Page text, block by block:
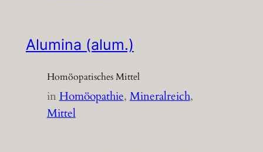
Alumina (alum.)
Homöopatisches Mittel
inHomöopathie, Mineralreich
Mittel